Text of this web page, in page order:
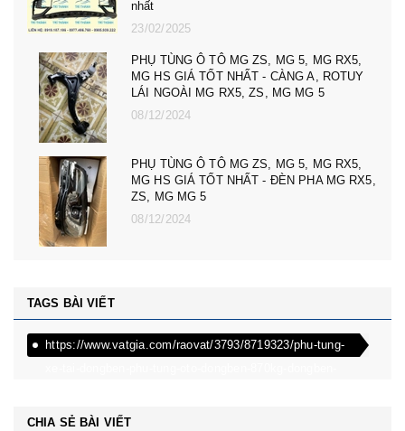
nhất
23/02/2025
PHỤ TÙNG Ô TÔ MG ZS, MG 5, MG RX5,
MG HS GIÁ TỐT NHẤT - CÀNG A, ROTUY
LÁI NGOÀI MG RX5, ZS, MG MG 5
08/12/2024
PHỤ TÙNG Ô TÔ MG ZS, MG 5, MG RX5,
MG HS GIÁ TỐT NHẤT - ĐÈN PHA MG RX5,
ZS, MG MG 5
08/12/2024
TAGS BÀI VIẾT
https://www.vatgia.com/raovat/3793/8719323/phu-tung-
CHIA SẺ BÀI VIẾT